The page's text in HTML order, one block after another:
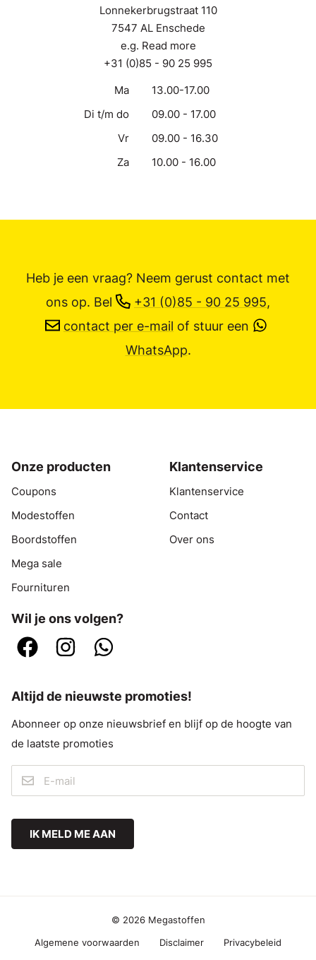
Lonnekerbrugstraat 110
7547 AL Enschede
e.g. Read more
+31 (0)85 - 90 25 995
Ma
13.00-17.00
Di t/m do
09.00 - 17.00
Vr
09.00 - 16.30
Za
10.00 - 16.00
Heb je een vraag? Neem gerust contact met
ons op. Bel +31 (0)85 - 90 25 995,
contact per e-mail of stuur een
WhatsApp.
Onze producten
Coupons
Modestoffen
Boordstoffen
Mega sale
Fournituren
Klantenservice
Klantenservice
Contact
Over ons
Wil je ons volgen?
Altijd de nieuwste promoties!
Abonneer op onze nieuwsbrief en blijf op de hoogte van
de laatste promoties
IK MELD ME AAN
© 2026 Megastoffen
Algemene voorwaarden Disclaimer Privacybeleid